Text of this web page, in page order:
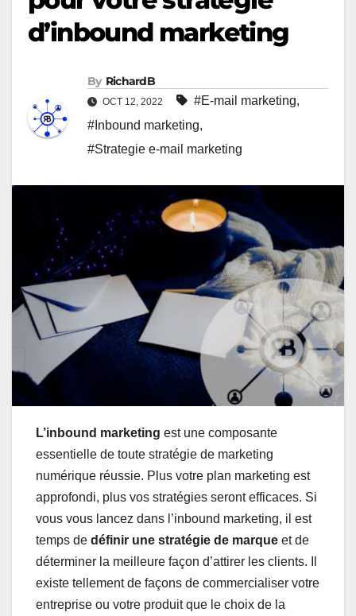
d’inbound marketing
By RichardB
OCT 12, 2022 #E-mail marketing,
#Inbound marketing,
#Strategie e-mail marketing
L’inbound marketing est une composante
essentielle de toute stratégie de marketing
numérique réussie. Plus votre plan marketing est
approfondi, plus vos stratégies seront efficaces. Si
vous vous lancez dans l’inbound marketing, il est
temps de définir une stratégie de marque et de
déterminer la meilleure façon d’attirer les clients. Il
existe tellement de façons de commercialiser votre
entreprise ou votre produit que le choix de la